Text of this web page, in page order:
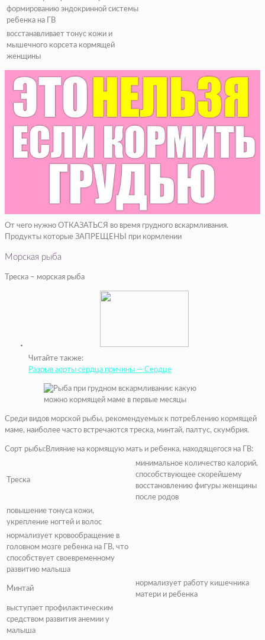
формированию эндокринной системы
ребенка на ГВ
восстанавливает тонус кожи и
мышечного корсета кормящей
женщины
От чего нужно ОТКАЗАТЬСЯ во время грудного вскармливания.
Продукты которые ЗАПРЕЩЕНЫ при кормлении
Морская рыба
Треска – морская рыба
Читайте также:
Разрыв аорты сердца причины — Сердце
Среди видов морской рыбы, рекомендуемых к потреблению кормящей
маме, наиболее часто встречаются треска, минтай, палтус, скумбрия.
Сорт рыбы:Влияние на кормящую мать и ребенка, находящегося на ГВ:
Треска
минимальное количество калорий,
способствующее скорейшему
восстановлению фигуры женщины
после родов
повышение тонуса кожи,
укрепление ногтей и волос
нормализует кровообращение в
головном мозге ребенка на ГВ, что
способствует своевременному
развитию малыша
Минтай
нормализует работу кишечника
матери и ребенка
выступает профилактическим
средством развития анемии у
малыша